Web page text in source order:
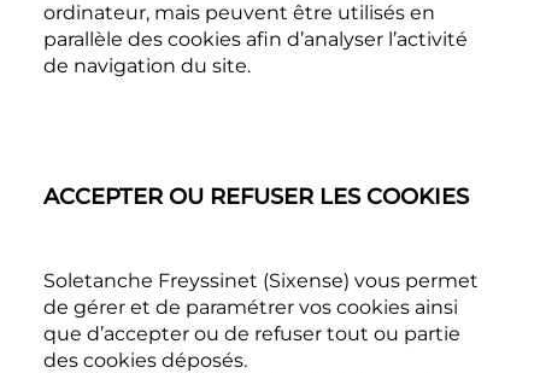
ordinateur, mais peuvent être utilisés en
parallèle des cookies afin d’analyser l’activité
de navigation du site.
ACCEPTER OU REFUSER LES COOKIES
Soletanche Freyssinet (Sixense) vous permet
de gérer et de paramétrer vos cookies ainsi
que d’accepter ou de refuser tout ou partie
des cookies déposés.